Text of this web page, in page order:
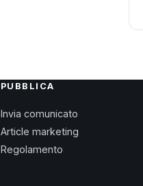
PUBBLICA
Invia comunicato
Article marketing
Regolamento